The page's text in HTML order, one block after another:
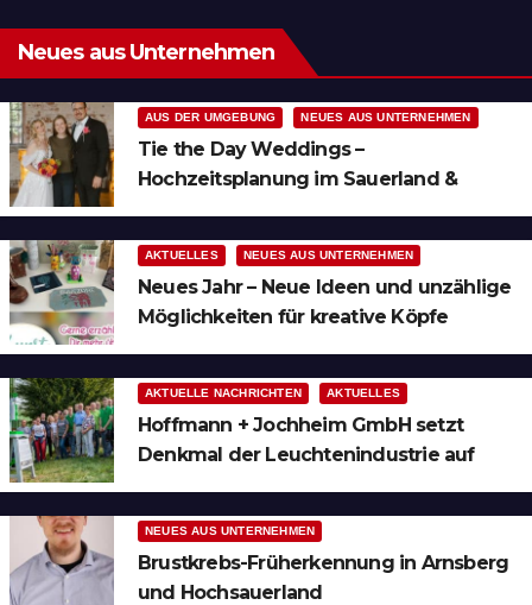
Neues aus Unternehmen
AUS DER UMGEBUNG NEUES AUS UNTERNEHMEN
Tie the Day Weddings –
Hochzeitsplanung im Sauerland &
AKTUELLES NEUES AUS UNTERNEHMEN
Neues Jahr – Neue Ideen und unzählige
Möglichkeiten für kreative Köpfe
AKTUELLE NACHRICHTEN AKTUELLES
Hoffmann + Jochheim GmbH setzt
Denkmal der Leuchtenindustrie auf
NEUES AUS UNTERNEHMEN
Brustkrebs-Früherkennung in Arnsberg
und Hochsauerland